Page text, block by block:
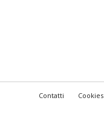
Contatti Cookies